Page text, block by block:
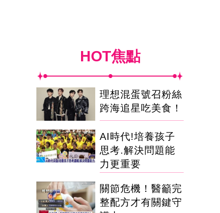
HOT焦點
理想混蛋號召粉絲
跨海追星吃美食！
AI時代!培養孩子
思考.解決問題能
力更重要
關節危機！醫籲完
整配方才有關鍵守